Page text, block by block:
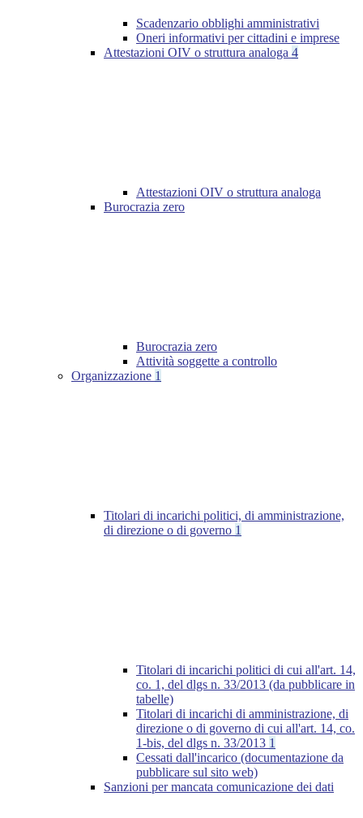
Scadenzario obblighi amministrativi
Oneri informativi per cittadini e imprese
Attestazioni OIV o struttura analoga 4
Attestazioni OIV o struttura analoga
Burocrazia zero
Burocrazia zero
Attività soggette a controllo
Organizzazione 1
Titolari di incarichi politici, di amministrazione,
di direzione o di governo 1
Titolari di incarichi politici di cui all'art. 14,
co. 1, del dlgs n. 33/2013 (da pubblicare in
tabelle)
Titolari di incarichi di amministrazione, di
direzione o di governo di cui all'art. 14, co.
1-bis, del dlgs n. 33/2013 1
Cessati dall'incarico (documentazione da
pubblicare sul sito web)
Sanzioni per mancata comunicazione dei dati